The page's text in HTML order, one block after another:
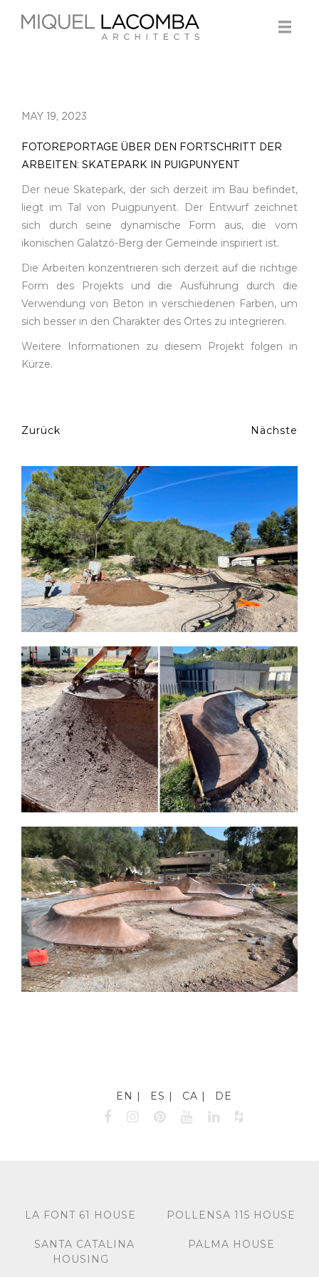
MAY 19, 2023
FOTOREPORTAGE ÜBER DEN FORTSCHRITT DER
ARBEITEN: SKATEPARK IN PUIGPUNYENT
Der neue Skatepark, der sich derzeit im Bau befindet,
liegt im Tal von Puigpunyent. Der Entwurf zeichnet
sich durch seine dynamische Form aus, die vom
ikonischen Galatzó-Berg der Gemeinde inspiriert ist.
Die Arbeiten konzentrieren sich derzeit auf die richtige
Form des Projekts und die Ausführung durch die
Verwendung von Beton in verschiedenen Farben, um
sich besser in den Charakter des Ortes zu integrieren.
Weitere Informationen zu diesem Projekt folgen in
Kürze.
Zurück Nächste
EN ES CA DE
LA FONT 61 HOUSE POLLENSA 115 HOUSE
SANTA CATALINA
HOUSING
PALMA HOUSE